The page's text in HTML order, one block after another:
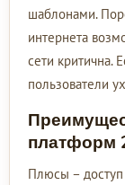
шаблонами.
интернета
сети критична.
пользователи
платформ
Плюсы – доступ